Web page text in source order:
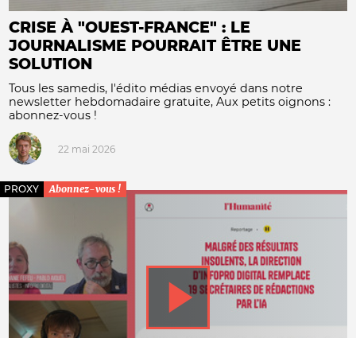
CRISE À "OUEST-FRANCE" : LE
JOURNALISME POURRAIT ÊTRE UNE
SOLUTION
Tous les samedis, l'édito médias envoyé dans notre
newsletter hebdomadaire gratuite, Aux petits oignons :
abonnez-vous !
22 mai 2026
PROXY Abonnez-vous !